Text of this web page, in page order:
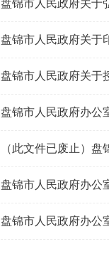
盘锦市人民政府关于
盘锦市人民政府关于
盘锦市人民政府关于
盘锦市人民政府办公
（此文件已废止）
盘锦市人民政府办公
盘锦市人民政府办公